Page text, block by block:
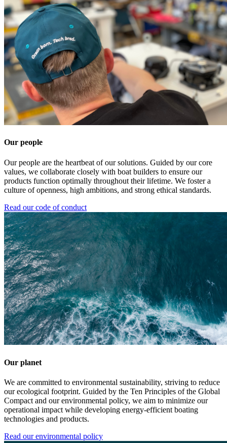
Our people
Our people are the heartbeat of our solutions. Guided by our core
values, we collaborate closely with boat builders to ensure our
products function optimally throughout their lifetime. We foster a
culture of openness, high ambitions, and strong ethical standards.
Read our code of conduct
Our planet
We are committed to environmental sustainability, striving to reduce
our ecological footprint. Guided by the Ten Principles of the Global
Compact and our environmental policy, we aim to minimize our
operational impact while developing energy-efficient boating
technologies and products.
Read our environmental policy